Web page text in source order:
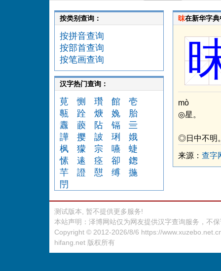
按类别查询：
按拼音查询
按部首查询
按笔画查询
汉字热门查询：
莧 恻 瓚 館
壱
甎
跧 焿 婏
胎
纛
藈 阽 镉
亖
譁
撄 詖 琍
娥
枫
獴 宗 嚥
蜨
愫
逺 痉 卻
鍯
芉
證 憇 缚
揓
閅
昩在新华字
mò
◎星。
◎日中不明
来源： 查字
测试版本, 暂不提供更多服务!
本站声明：泽博网站仅为网友提供汉字查询服务，不
Copyright © 2012-2026/8/6 https://
hifang.net 版权所有